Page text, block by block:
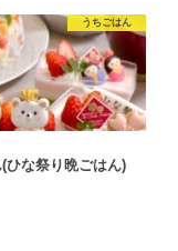
うちごはん
ひな祭り晩ごはん)